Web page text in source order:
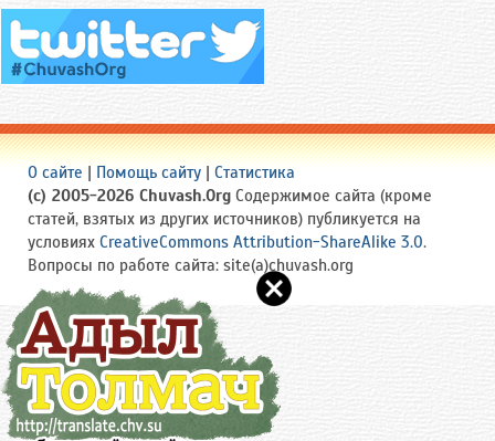
О сайте | Помощь сайту | Статистика
(c) 2005-2026 Chuvash.Org Содержимое сайта (кроме
статей, взятых из других источников) публикуется на
условиях CreativeCommons Attribution-ShareAlike 3.0.
Вопросы по работе сайта: site(a)chuvash.org